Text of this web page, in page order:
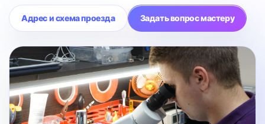
Адрес и схема проезда Задать вопрос мастеру